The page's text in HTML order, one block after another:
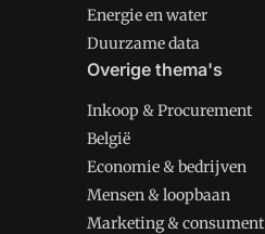
Energie en water
Duurzame data
Overige thema's
Inkoop & Procurement
België
Economie & bedrijven
Mensen & loopbaan
Marketing & consument